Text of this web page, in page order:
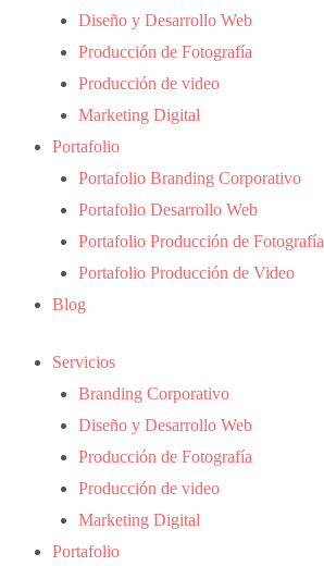
Diseño y Desarrollo Web
Producción de Fotografía
Producción de video
Marketing Digital
Portafolio
Portafolio Branding Corporativo
Portafolio Desarrollo Web
Portafolio Producción de Fotografía
Portafolio Producción de Video
Blog
Servicios
Branding Corporativo
Diseño y Desarrollo Web
Producción de Fotografía
Producción de video
Marketing Digital
Portafolio